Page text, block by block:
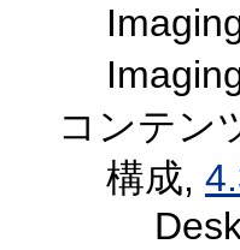
コンテン
構成,